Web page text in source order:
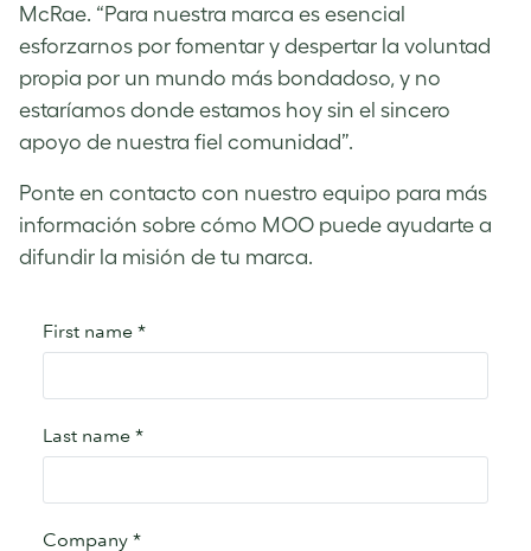
McRae. “Para nuestra marca es esencial
esforzarnos por fomentar y despertar la voluntad
propia por un mundo más bondadoso, y no
estaríamos donde estamos hoy sin el sincero
apoyo de nuestra fiel comunidad”.
Ponte en contacto con nuestro equipo para más
información sobre cómo MOO puede ayudarte a
difundir la misión de tu marca.